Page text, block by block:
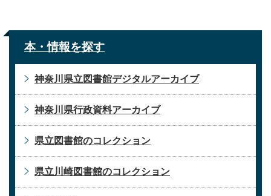
本・情報を探す
神奈川県立図書館デジタルアーカイブ
神奈川県行政資料アーカイブ
県立図書館のコレクション
県立川崎図書館のコレクション